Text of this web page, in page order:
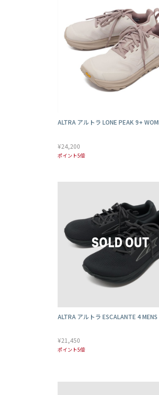
ALTRA アルトラ LONE PEAK 9+
¥24,200
ポイント5倍
ALTRA アルトラ ESCALANTE 4 MENS
¥21,450
ポイント5倍